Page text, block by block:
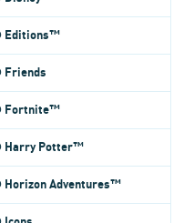
Editions™
Friends
Fortnite™
Harry Potter™
Horizon Adventures™